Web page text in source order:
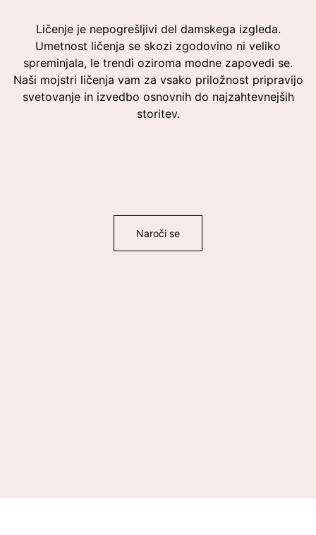
Ličenje je nepogrešljivi del damskega izgleda.
Umetnost ličenja se skozi zgodovino ni veliko
spreminjala, le trendi oziroma modne zapovedi se.
Naši mojstri ličenja vam za vsako priložnost pripravijo
svetovanje in izvedbo osnovnih do najzahtevnejših
storitev.
Naroči se